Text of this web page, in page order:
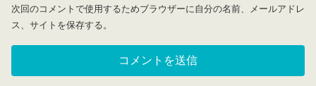
次回のコメントで使用するためブラウザーに自分の名前、メールアドレ
ス、サイトを保存する。